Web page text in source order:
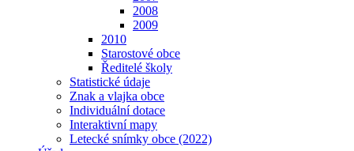
2008
2009
2010
Starostové obce
Ředitelé školy
Statistické údaje
Znak a vlajka obce
Individuální dotace
Interaktivní mapy
Letecké snímky obce (2022)